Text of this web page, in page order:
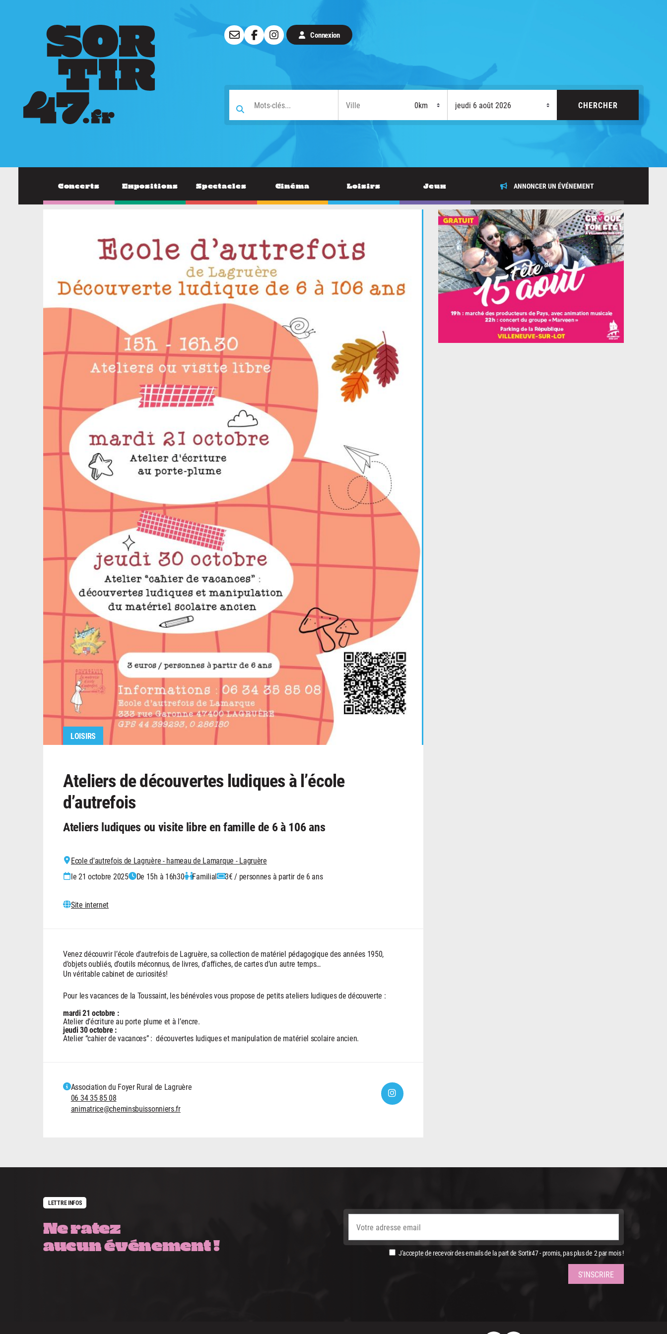
Connexion
Concerts Expositions Spectacles Cinéma Loisirs Jeux ANNONCER UN ÉVÉNEMENT
LOISIRS
Ateliers de découvertes ludiques à l’école
d’autrefois
Ateliers ludiques ou visite libre en famille de 6 à 106 ans
Ecole d'autrefois de Lagruère - hameau de Lamarque - Lagruère
le 21 octobre 2025
De 15h à 16h30 Familial 3€ / personnes à partir de 6 ans
Site internet
Venez découvrir l’école d’autrefois de Lagruère, sa collection de matériel pédagogique des années 1950,
d’objets oubliés, d’outils méconnus, de livres, d’affiches, de cartes d’un autre temps…
Un véritable cabinet de curiosités!
Pour les vacances de la Toussaint, les bénévoles vous propose de petits ateliers ludiques de découverte :
mardi 21 octobre :
Atelier d’écriture au porte plume et à l’encre.
jeudi 30 octobre :
Atelier “cahier de vacances” : découvertes ludiques et manipulation de matériel scolaire ancien.
Association du Foyer Rural de Lagruère
06 34 35 85 08
animatrice@cheminsbuissonniers.fr
LETTRE INFOS
Ne ratez
aucun événement !
J'accepte de recevoir des emails de la part de Sortir47 - promis, pas plus de 2 par mois !